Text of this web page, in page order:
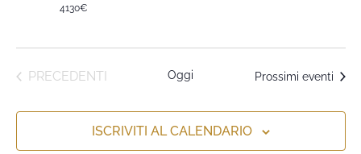
4130€
EVENTI
PRECEDENTI Oggi Prossimi eventi
ISCRIVITI AL CALENDARIO